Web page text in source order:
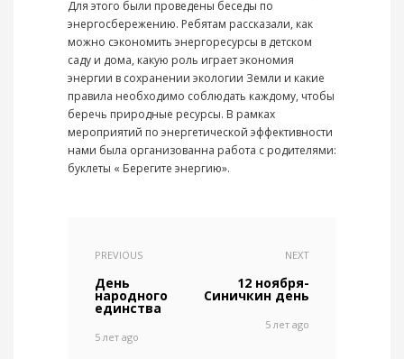
Для этого были проведены беседы по
энергосбережению. Ребятам рассказали, как
можно сэкономить энергоресурсы в детском
саду и дома, какую роль играет экономия
энергии в сохранении экологии Земли и какие
правила необходимо соблюдать каждому, чтобы
беречь природные ресурсы. В рамках
мероприятий по энергетической эффективности
нами была организованна работа с родителями:
буклеты « Берегите энергию».
PREVIOUS
День
народного
единства
5 лет ago
NEXT
12 ноября-
Синичкин день
5 лет ago